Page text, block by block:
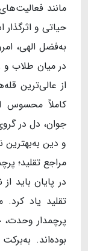
مانند
حیاتی و
به‌فضل الهی،
در میان طلاب
از عالی‌ترین
کاملاً محسوس
جوان، دل در
و دین به‌بهترین
مراجع تقلید؛
در پایان باید
تقلید یاد کرد.
پرچمدار وحدت،
بوده‌اند.